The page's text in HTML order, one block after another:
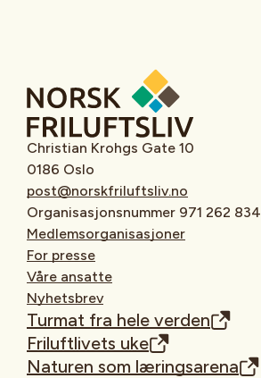
Christian Krohgs Gate 10
0186 Oslo
post@norskfriluftsliv.no
Organisasjonsnummer 971 262 834
Medlemsorganisasjoner
For presse
Våre ansatte
Nyhetsbrev
Turmat fra hele verden
Friluftlivets uke
Naturen som læringsarena